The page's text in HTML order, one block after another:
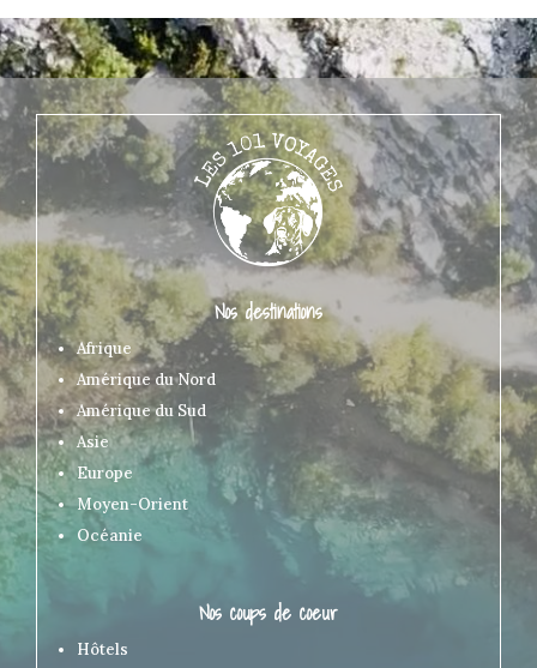
Nos destinations
Afrique
Amérique du Nord
Amérique du Sud
Asie
Europe
Moyen-Orient
Océanie
Nos coups de coeur
Hôtels